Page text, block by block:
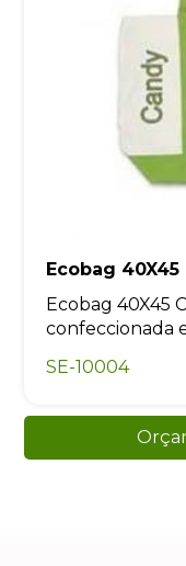
Ecobag 40X45
Ecobag 40X45
confeccionada
SE-10004